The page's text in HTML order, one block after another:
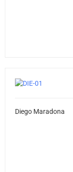
Diego Maradona